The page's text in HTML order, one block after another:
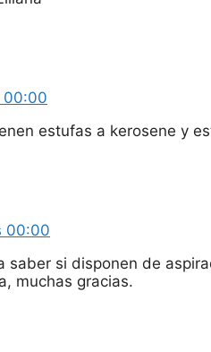
00:00
estufas a kerosene y
00:00
saber si disponen de
muchas gracias.